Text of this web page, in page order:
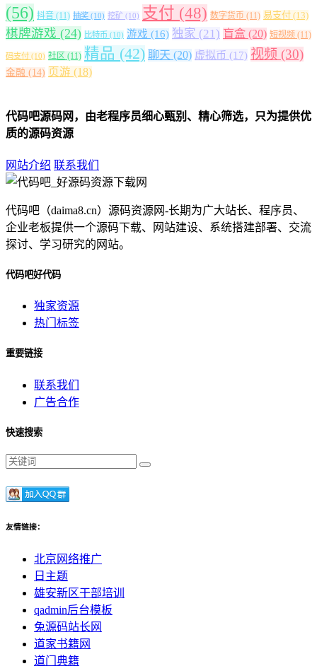
(56) 抖音 (11) 抽奖 (10) 挖矿 (10) 支付 (48) 数字货币 (11) 易支付 (13)
棋牌游戏 (24) 比特币 (10) 游戏 (16) 独家 (21) 盲盒 (20) 短视频 (11)
码支付 (10) 社区 (11) 精品 (42) 聊天 (20) 虚拟币 (17) 视频 (30)
金融 (14) 页游 (18)
代码吧源码网，由老程序员细心甄别、精心筛选，只为提供优
质的源码资源
网站介绍 联系我们
代码吧（daima8.cn）源码资源网-长期为广大站长、程序员、
企业老板提供一个源码下载、网站建设、系统搭建部署、交流
探讨、学习研究的网站。
代码吧好代码
独家资源
热门标签
重要链接
联系我们
广告合作
快速搜索
友情链接：
北京网络推广
日主题
雄安新区干部培训
qadmin后台模板
兔源码站长网
道家书籍网
道门典籍